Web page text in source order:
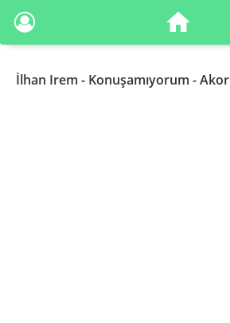
İlhan Irem - Konuşamıyorum - Akor